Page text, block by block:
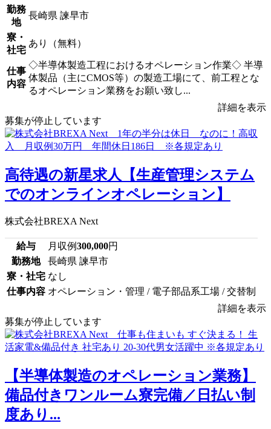
勤務
地
長崎県 諫早市
寮・
社宅
あり（無料）
仕事
内容
◇半導体製造工程におけるオペレーション作業◇ 半導
体製品（主にCMOS等）の製造工場にて、前工程とな
るオペレーション業務をお願い致し...
詳細を表示
募集が停止しています
高待遇の新星求人【生産管理システム
でのオンラインオペレーション】
株式会社BREXA Next
給与 月収例300,000円
勤務地
長崎県 諫早市
寮・社宅 なし
仕事内容 オペレーション・管理 / 電子部品系工場 / 交替制
詳細を表示
募集が停止しています
【半導体製造のオペレーション業務】
備品付きワンルーム寮完備／日払い制
度あり...